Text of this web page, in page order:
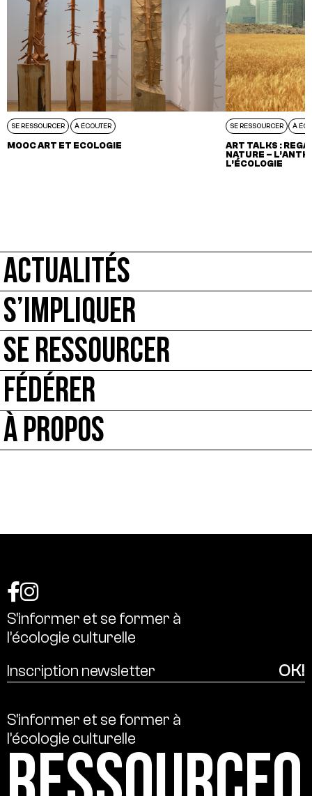
SE RESSOURCER À ÉCOUTER
MOOC ART ET ECOLOGIE
SE RESSOURCER À
ART TALKS :
NATURE –
L’ÉCOLOGIE
ACTUALITÉS
S’IMPLIQUER
SE RESSOURCER
FÉDÉRER
À PROPOS
S’informer et se former à
l’écologie culturelle
S’informer et se former à
l’écologie culturelle